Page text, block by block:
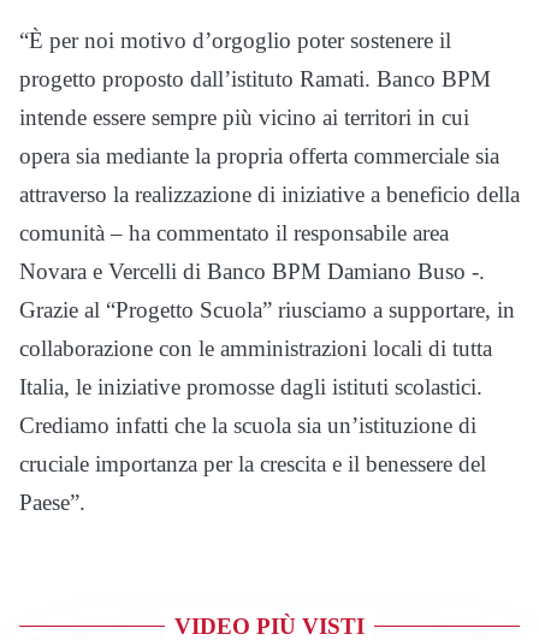
“È per noi motivo d’orgoglio poter sostenere il
progetto proposto dall’istituto Ramati. Banco BPM
intende essere sempre più vicino ai territori in cui
opera sia mediante la propria offerta commerciale sia
attraverso la realizzazione di iniziative a beneficio della
comunità – ha commentato il responsabile area
Novara e Vercelli di Banco BPM Damiano Buso -.
Grazie al “Progetto Scuola” riusciamo a supportare, in
collaborazione con le amministrazioni locali di tutta
Italia, le iniziative promosse dagli istituti scolastici.
Crediamo infatti che la scuola sia un’istituzione di
cruciale importanza per la crescita e il benessere del
Paese”.
VIDEO PIÙ VISTI